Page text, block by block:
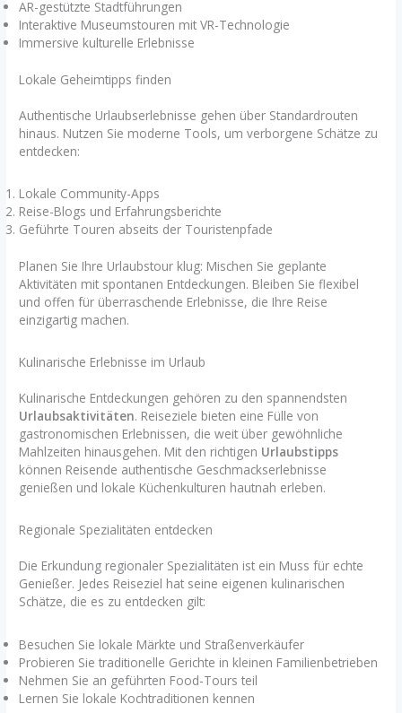
AR-gestützte Stadtführungen
Interaktive Museumstouren mit VR-Technologie
Immersive kulturelle Erlebnisse
Lokale Geheimtipps finden
Authentische Urlaubserlebnisse gehen über Standardrouten
hinaus. Nutzen Sie moderne Tools, um verborgene Schätze zu
entdecken:
Lokale Community-Apps
Reise-Blogs und Erfahrungsberichte
Geführte Touren abseits der Touristenpfade
Planen Sie Ihre Urlaubstour klug: Mischen Sie geplante
Aktivitäten mit spontanen Entdeckungen. Bleiben Sie flexibel
und offen für überraschende Erlebnisse, die Ihre Reise
einzigartig machen.
Kulinarische Erlebnisse im Urlaub
Kulinarische Entdeckungen gehören zu den spannendsten
Urlaubsaktivitäten. Reiseziele bieten eine Fülle von
gastronomischen Erlebnissen, die weit über gewöhnliche
Mahlzeiten hinausgehen. Mit den richtigen Urlaubstipps
können Reisende authentische Geschmackserlebnisse
genießen und lokale Küchenkulturen hautnah erleben.
Regionale Spezialitäten entdecken
Die Erkundung regionaler Spezialitäten ist ein Muss für echte
Genießer. Jedes Reiseziel hat seine eigenen kulinarischen
Schätze, die es zu entdecken gilt:
Besuchen Sie lokale Märkte und Straßenverkäufer
Probieren Sie traditionelle Gerichte in kleinen Familienbetrieben
Nehmen Sie an geführten Food-Tours teil
Lernen Sie lokale Kochtraditionen kennen